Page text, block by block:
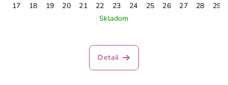
17 18 19 20 21 22 23 24 25 26 27 28
29
Skladom
Detail